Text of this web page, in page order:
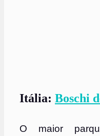
Itália: Boschi
O maior